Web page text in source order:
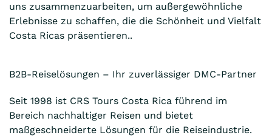
uns zusammenzuarbeiten, um außergewöhnliche
Erlebnisse zu schaffen, die die Schönheit und Vielfalt
Costa Ricas präsentieren..
B2B-Reiselösungen – Ihr zuverlässiger DMC-Partner
Seit 1998 ist CRS Tours Costa Rica führend im
Bereich nachhaltiger Reisen und bietet
maßgeschneiderte Lösungen für die Reiseindustrie.